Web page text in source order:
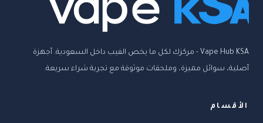
Vape Hub KSA - مركزك لكل ما يخص الفيب داخل السعودية. أجهزة
أصلية، سوائل مميزة، وملحقات موثوقة مع تجربة شراء سريعة.
الأقسام